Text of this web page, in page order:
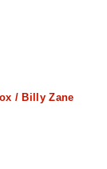
/ Billy Zane